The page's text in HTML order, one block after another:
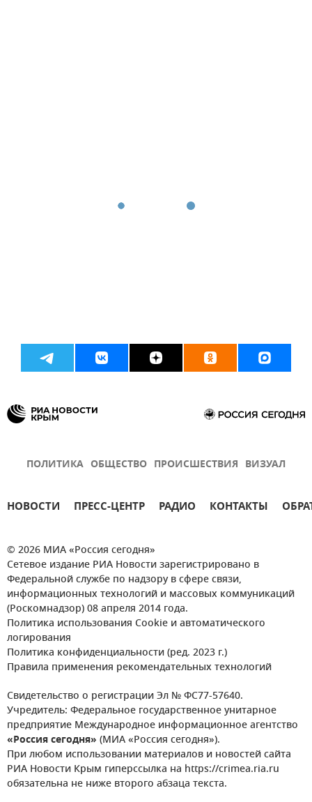
ПОЛИТИКА ОБЩЕСТВО ПРОИСШЕСТВИЯ ВИЗУАЛ
НОВОСТИ ПРЕСС-ЦЕНТР РАДИО КОНТАКТЫ
© 2026 МИА «Россия сегодня»
Сетевое издание РИА Новости зарегистрировано в
Федеральной службе по надзору в сфере связи,
информационных технологий и массовых коммуникаций
(Роскомнадзор) 08 апреля 2014 года.
Политика использования Cookie и автоматического
логирования
Политика конфиденциальности (ред. 2023 г.)
Правила применения рекомендательных технологий
Свидетельство о регистрации Эл № ФС77-57640.
Учредитель: Федеральное государственное унитарное
предприятие Международное информационное агентство
«Россия сегодня» (МИА «Россия сегодня»).
При любом использовании материалов и новостей сайта
РИА Новости Крым гиперссылка на https://crimea.ria.ru
обязательна не ниже второго абзаца текста.